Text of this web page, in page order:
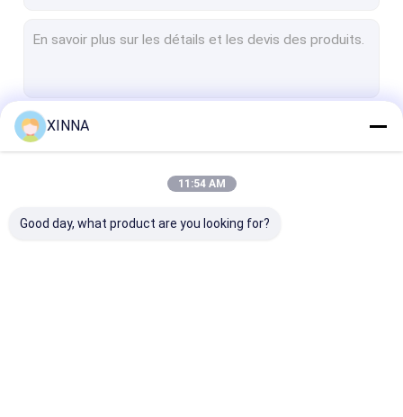
Membrane en nylon
Protecteur de transducteur
XINNA
11:54 AM
Good day, what product are you looking for?